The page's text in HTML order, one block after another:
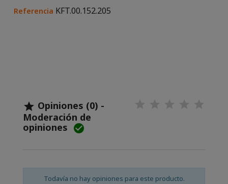
Referencia KFT.00.152.205
 Opiniones (0) -
Moderación de
opiniones 
Todavía no hay opiniones para este producto.